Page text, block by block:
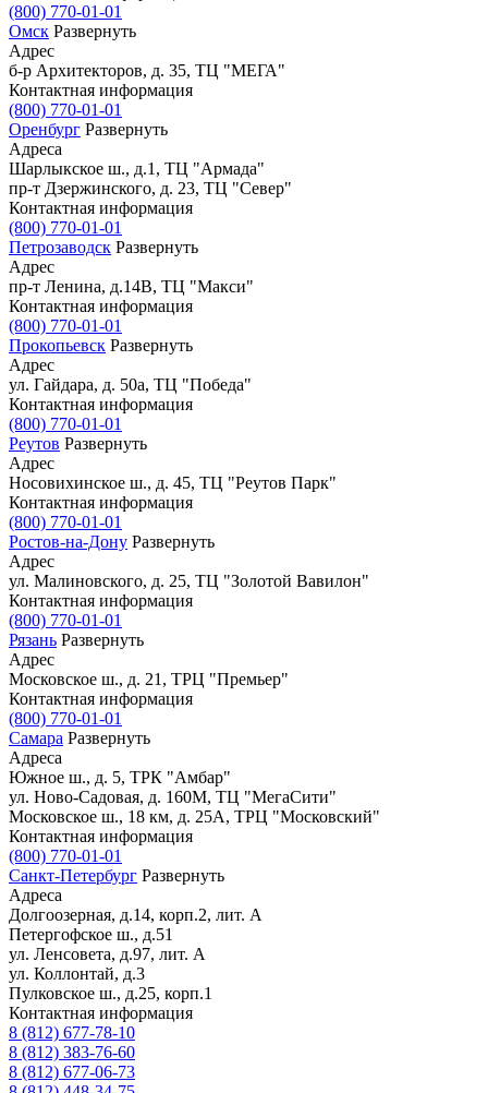
(800) 770-01-01
Омск Развернуть
Адрес
б-р Архитекторов, д. 35, ТЦ "МЕГА"
Контактная информация
(800) 770-01-01
Оренбург Развернуть
Адреса
Шарлыкское ш., д.1, ТЦ "Армада"
пр-т Дзержинского, д. 23, ТЦ "Север"
Контактная информация
(800) 770-01-01
Петрозаводск Развернуть
Адрес
пр-т Ленина, д.14В, ТЦ "Макси"
Контактная информация
(800) 770-01-01
Прокопьевск Развернуть
Адрес
ул. Гайдара, д. 50а, ТЦ "Победа"
Контактная информация
(800) 770-01-01
Реутов Развернуть
Адрес
Носовихинское ш., д. 45, ТЦ "Реутов Парк"
Контактная информация
(800) 770-01-01
Ростов-на-Дону Развернуть
Адрес
ул. Малиновского, д. 25, ТЦ "Золотой Вавилон"
Контактная информация
(800) 770-01-01
Рязань Развернуть
Адрес
Московское ш., д. 21, ТРЦ "Премьер"
Контактная информация
(800) 770-01-01
Самара Развернуть
Адреса
Южное ш., д. 5, ТРК "Амбар"
ул. Ново-Садовая, д. 160М, ТЦ "МегаСити"
Московское ш., 18 км, д. 25А, ТРЦ "Московский"
Контактная информация
(800) 770-01-01
Санкт-Петербург Развернуть
Адреса
Долгоозерная, д.14, корп.2, лит. А
Петергофское ш., д.51
ул. Ленсовета, д.97, лит. А
ул. Коллонтай, д.3
Пулковское ш., д.25, корп.1
Контактная информация
8 (812) 677-78-10
8 (812) 383-76-60
8 (812) 677-06-73